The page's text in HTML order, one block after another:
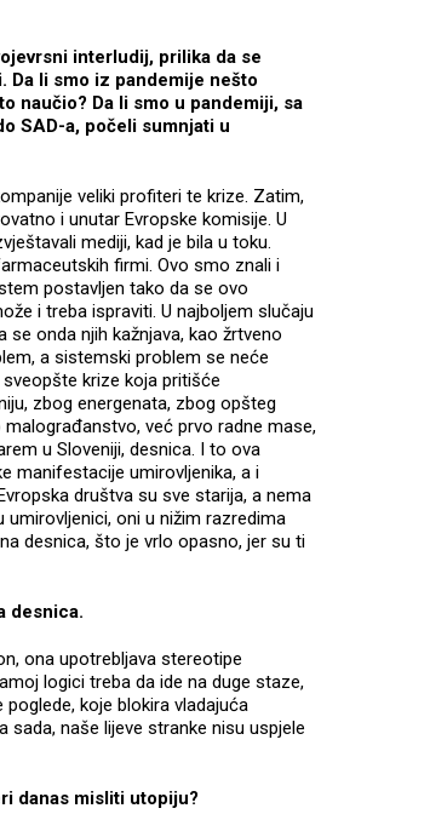
interludij, prilika da se
Da li smo iz pandemije nešto
naučio? Da li smo u pandemiji, sa
SAD-a, počeli sumnjati u
veliki profiteri te krize. Zatim,
i unutar Evropske komisije. U
mediji, kad je bila u toku.
firmi. Ovo smo znali i
postavljen tako da se ovo
i treba ispraviti. U najboljem slučaju
onda njih kažnjava, kao žrtveno
a sistemski problem se neće
krize koja pritišće
zbog energenata, zbog opšteg
već prvo radne mase,
u Sloveniji, desnica. I to ova
manifestacije umirovljenika, a i
društva su sve starija, a nema
oni u nižim razredima
desnica, što je vrlo opasno, jer su ti
desnica.
ona upotrebljava stereotipe
logici treba da ide na duge staze,
koje blokira vladajuća
sada, naše lijeve stranke nisu uspjele
danas misliti utopiju?